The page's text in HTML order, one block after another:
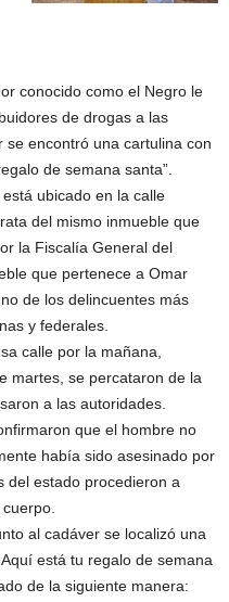
conocido como el Negro le
de drogas a las
se encontró una cartulina con
de semana santa”.
ubicado en la calle
del mismo inmueble que
la Fiscalía General del
que pertenece a Omar
de los delincuentes más
y federales.
calle por la mañana,
martes, se percataron de la
a las autoridades.
que el hombre no
había sido asesinado por
del estado procedieron a
al cadáver se localizó una
está tu regalo de semana
de la siguiente manera: